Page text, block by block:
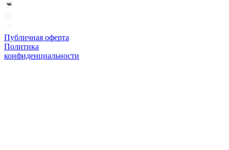
Публичная оферта
Политика
конфиденциальности